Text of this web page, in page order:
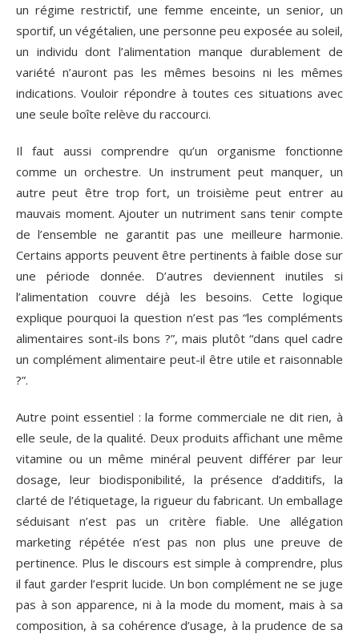
un régime restrictif, une femme enceinte, un senior, un
sportif, un végétalien, une personne peu exposée au soleil,
un individu dont l’alimentation manque durablement de
variété n’auront pas les mêmes besoins ni les mêmes
indications. Vouloir répondre à toutes ces situations avec
une seule boîte relève du raccourci.
Il faut aussi comprendre qu’un organisme fonctionne
comme un orchestre. Un instrument peut manquer, un
autre peut être trop fort, un troisième peut entrer au
mauvais moment. Ajouter un nutriment sans tenir compte
de l’ensemble ne garantit pas une meilleure harmonie.
Certains apports peuvent être pertinents à faible dose sur
une période donnée. D’autres deviennent inutiles si
l’alimentation couvre déjà les besoins. Cette logique
explique pourquoi la question n’est pas “les compléments
alimentaires sont-ils bons ?”, mais plutôt “dans quel cadre
un complément alimentaire peut-il être utile et raisonnable
?”.
Autre point essentiel : la forme commerciale ne dit rien, à
elle seule, de la qualité. Deux produits affichant une même
vitamine ou un même minéral peuvent différer par leur
dosage, leur biodisponibilité, la présence d’additifs, la
clarté de l’étiquetage, la rigueur du fabricant. Un emballage
séduisant n’est pas un critère fiable. Une allégation
marketing répétée n’est pas non plus une preuve de
pertinence. Plus le discours est simple à comprendre, plus
il faut garder l’esprit lucide. Un bon complément ne se juge
pas à son apparence, ni à la mode du moment, mais à sa
composition, à sa cohérence d’usage, à la prudence de sa